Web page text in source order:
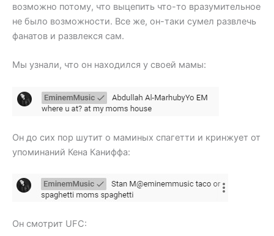
возможно потому, что выцепить что-то вразумительное
не было возможности. Все же, он-таки сумел развлечь
фанатов и развлекся сам.
Мы узнали, что он находился у своей мамы:
Он до сих пор шутит о маминых спагетти и кринжует от
упоминаний Кена Каниффа:
Он смотрит UFC: